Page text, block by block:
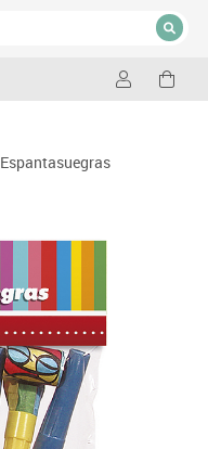
CERRAR
Espantasuegras